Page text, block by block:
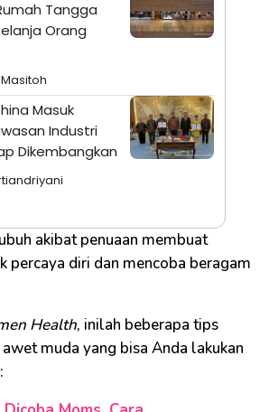
Tangga
Orang
Masuk
Industri
Dikembangkan
akibat penuaan membuat
percaya diri dan mencoba beragam
Health, inilah beberapa tips
muda yang bisa Anda lakukan